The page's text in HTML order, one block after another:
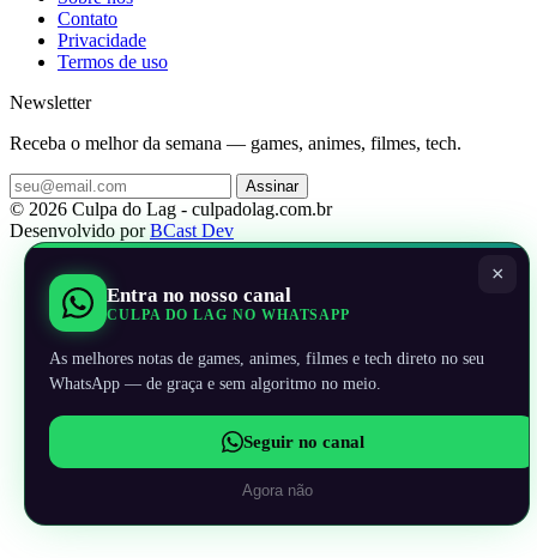
Contato
Privacidade
Termos de uso
Newsletter
Receba o melhor da semana — games, animes, filmes, tech.
Assinar
© 2026 Culpa do Lag - culpadolag.com.br
Desenvolvido porBCast Dev
×
Entra no nosso canal
CULPA DO LAG NO WHATSAPP
As melhores notas de games, animes, filmes e tech direto no seu
WhatsApp — de graça e sem algoritmo no meio.
Seguir no canal
Agora não